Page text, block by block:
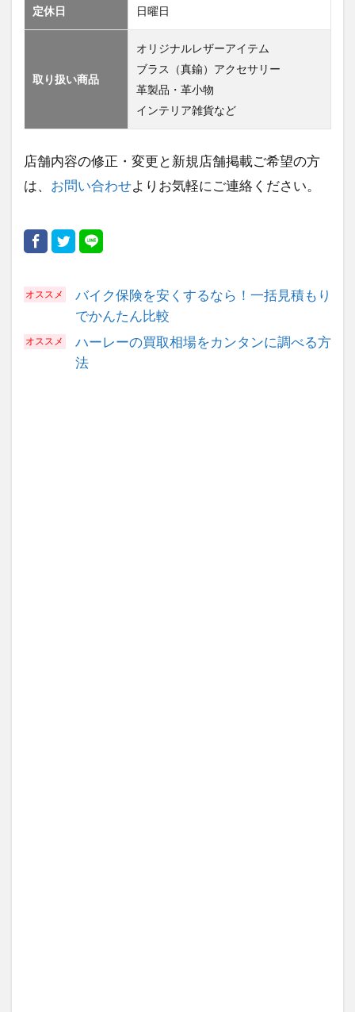
定休日 日曜日
取り扱い商品
オリジナルレザーアイテム
ブラス（真鍮）アクセサリー
革製品・革小物
インテリア雑貨など
店舗内容の修正・変更と新規店舗掲載ご希望の方
は、 お問い合わせよりお気軽にご連絡ください。
バイク保険を安くするなら！一括見積もり
でかんたん比較
ハーレーの買取相場をカンタンに調べる方
法